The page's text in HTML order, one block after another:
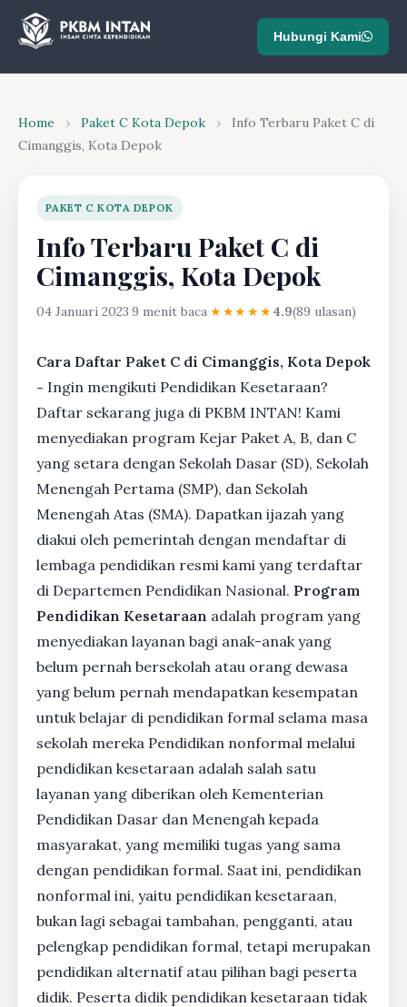
Hubungi Kami
Home › Paket C Kota Depok ›
Info Terbaru Paket C di
Cimanggis, Kota Depok
PAKET C KOTA DEPOK
Info Terbaru Paket C di
Cimanggis, Kota Depok
04 Januari 2023·9 menit baca·★★★★★4.9(89 ulasan)
Cara Daftar Paket C di Cimanggis, Kota Depok
- Ingin mengikuti Pendidikan Kesetaraan?
Daftar sekarang juga di PKBM INTAN! Kami
menyediakan program Kejar Paket A, B, dan C
yang setara dengan Sekolah Dasar (SD), Sekolah
Menengah Pertama (SMP), dan Sekolah
Menengah Atas (SMA). Dapatkan ijazah yang
diakui oleh pemerintah dengan mendaftar di
lembaga pendidikan resmi kami yang terdaftar
di Departemen Pendidikan Nasional. Program
Pendidikan Kesetaraan adalah program yang
menyediakan layanan bagi anak-anak yang
belum pernah bersekolah atau orang dewasa
yang belum pernah mendapatkan kesempatan
untuk belajar di pendidikan formal selama masa
sekolah mereka Pendidikan nonformal melalui
pendidikan kesetaraan adalah salah satu
layanan yang diberikan oleh Kementerian
Pendidikan Dasar dan Menengah kepada
masyarakat, yang memiliki tugas yang sama
dengan pendidikan formal. Saat ini, pendidikan
nonformal ini, yaitu pendidikan kesetaraan,
bukan lagi sebagai tambahan, pengganti, atau
pelengkap pendidikan formal, tetapi merupakan
pendidikan alternatif atau pilihan bagi peserta
didik. Peserta didik pendidikan kesetaraan tidak